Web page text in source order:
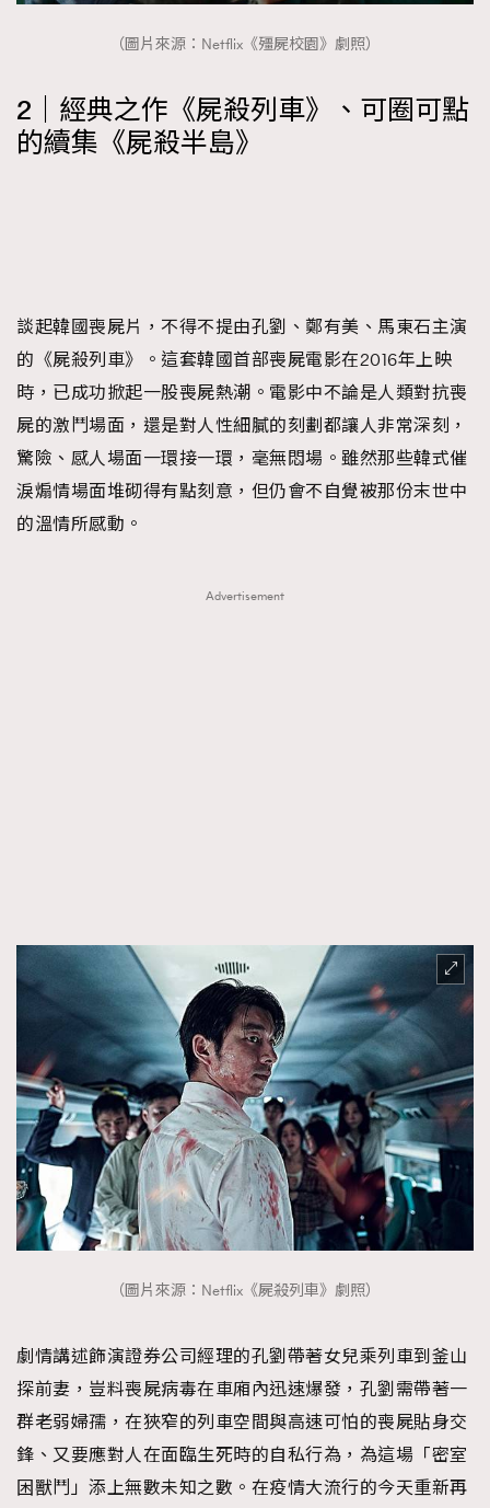
（圖片來源：Netflix《殭屍校園》劇照）
2｜經典之作《屍殺列車》、可圈可點
的續集《屍殺半島》
談起韓國喪屍片，不得不提由孔劉、鄭有美、馬東石主演
的《屍殺列車》。這套韓國首部喪屍電影在2016年上映
時，已成功掀起一股喪屍熱潮。電影中不論是人類對抗喪
屍的激鬥場面，還是對人性細膩的刻劃都讓人非常深刻，
驚險、感人場面一環接一環，毫無悶場。雖然那些韓式催
淚煽情場面堆砌得有點刻意，但仍會不自覺被那份末世中
的溫情所感動。
Advertisement
（圖片來源：Netflix《屍殺列車》劇照）
劇情講述飾演證券公司經理的孔劉帶著女兒乘列車到釜山
探前妻，豈料喪屍病毒在車廂內迅速爆發，孔劉需帶著一
群老弱婦孺，在狹窄的列車空間與高速可怕的喪屍貼身交
鋒、又要應對人在面臨生死時的自私行為，為這場「密室
困獸鬥」添上無數未知之數。在疫情大流行的今天重新再